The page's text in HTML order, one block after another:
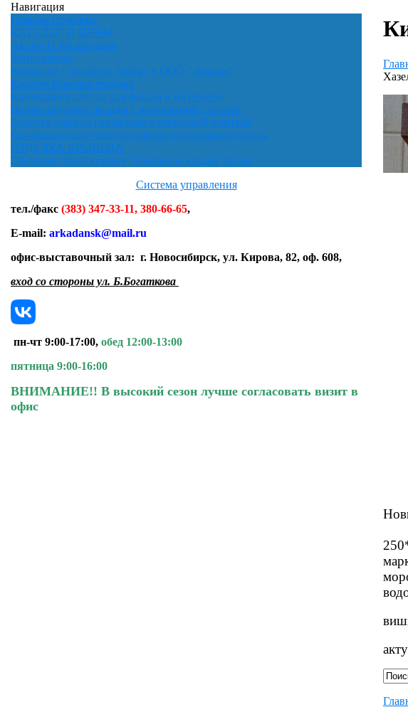
Навигация
Главная страница
КАТАЛОГ И ЦЕНЫ
Акции И Распродажи
Фотогалерея
Контакты / Оставить Заявку в ООО "Аркада"
Кирпич Красная гвардия
Клинкерная плитка для фасада и интерьера
Вентилируемые фасады с клинкерной плиткой
Отделка дома из газобетона клинкерной плиткой
Промышленная техническая кислотоупорная плитка
ОТДЕЛКА КРЫЛЬЦА
Облицовочный кирпич "Баварская кладка" флэш
Система управления
тел./факс (383) 347-33-11, 380-66-65,
E-mail: arkadansk@mail.ru
офис-выставочный зал: г. Новосибирск, ул. Кирова, 82, оф. 608,
вход со стороны ул. Б.Богаткова
пн-чт 9:00-17:00, обед 12:00-13:00
пятница 9:00-16:00
ВНИМАНИЕ!! В высокий сезон лучше согласовать визит в
офис